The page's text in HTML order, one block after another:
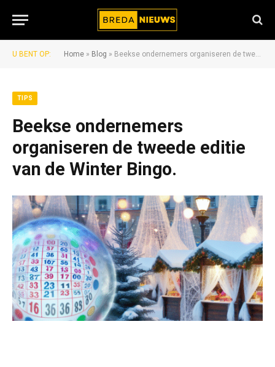
U BENT OP: Home » Blog » Beekse ondernemers organiseren de tweede editie van de Winter Bingo.
TIPS
Beekse ondernemers
organiseren de tweede editie
van de Winter Bingo.